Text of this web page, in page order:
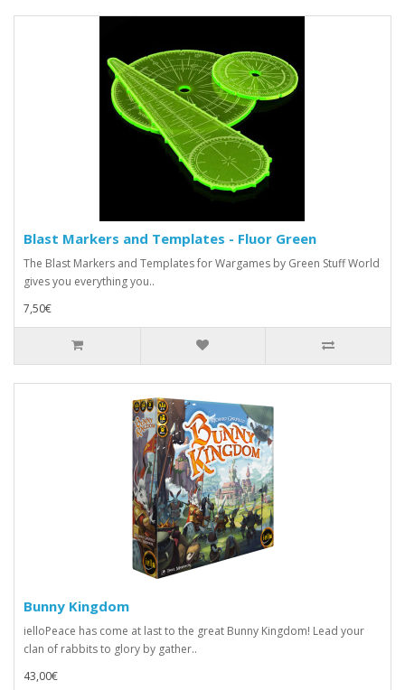
Blast Markers and Templates - Fluor Green
The Blast Markers and Templates for Wargames by Green Stuff World
gives you everything you..
7,50€
Bunny Kingdom
ielloPeace has come at last to the great Bunny Kingdom! Lead your
clan of rabbits to glory by gather..
43,00€